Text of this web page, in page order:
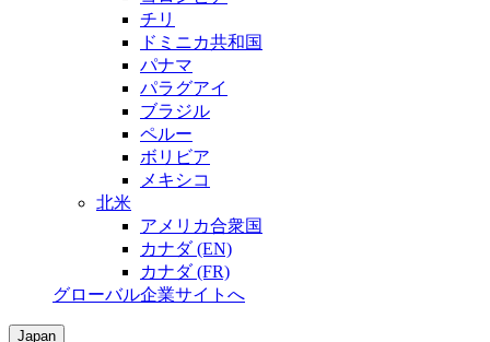
チリ
ドミニカ共和国
パナマ
パラグアイ
ブラジル
ペルー
ボリビア
メキシコ
北米
アメリカ合衆国
カナダ (EN)
カナダ (FR)
グローバル企業サイトへ
Japan